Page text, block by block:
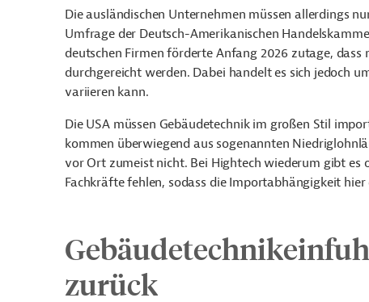
Die ausländischen Unternehmen müssen allerdings
Umfrage der Deutsch-Amerikanischen
deutschen Firmen förderte Anfang 2026 zutage,
durchgereicht werden. Dabei handelt es sich jedoch
variieren kann.
Die USA müssen Gebäudetechnik im großen Stil
kommen überwiegend aus sogenannten
vor Ort zumeist nicht. Bei Hightech wiederum gibt es
Fachkräfte fehlen, sodass die Importabhängigkeit
zurück